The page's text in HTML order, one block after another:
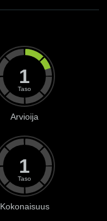
1
Taso
Arvioija
1
Taso
Kokonaisuus